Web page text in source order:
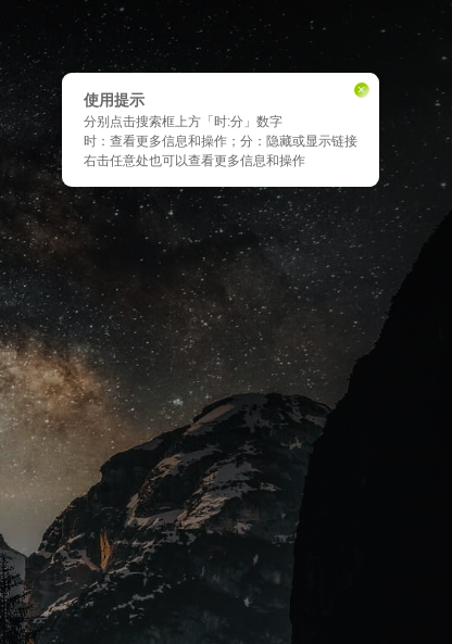
使用提示
分别点击搜索框上方「时:分」数字
时：查看更多信息和操作；分：隐藏或显示链接
右击任意处也可以查看更多信息和操作
×